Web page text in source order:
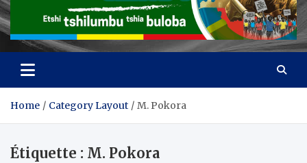
Home Category Layout M. Pokora
Étiquette : M. Pokora